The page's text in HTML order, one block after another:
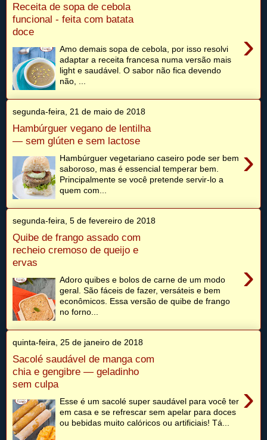
Receita de sopa de cebola
funcional - feita com batata
doce
›
Amo demais sopa de cebola, por isso resolvi
adaptar a receita francesa numa versão mais
light e saudável. O sabor não fica devendo
não, ...
segunda-feira, 21 de maio de 2018
Hambúrguer vegano de lentilha
— sem glúten e sem lactose
›
Hambúrguer vegetariano caseiro pode ser bem
saboroso, mas é essencial temperar bem.
Principalmente se você pretende servir-lo a
quem com...
segunda-feira, 5 de fevereiro de 2018
Quibe de frango assado com
recheio cremoso de queijo e
ervas
›
Adoro quibes e bolos de carne de um modo
geral. São fáceis de fazer, versáteis e bem
econômicos. Essa versão de quibe de frango
no forno...
quinta-feira, 25 de janeiro de 2018
Sacolé saudável de manga com
chia e gengibre — geladinho
sem culpa
›
Esse é um sacolé super saudável para você ter
em casa e se refrescar sem apelar para doces
ou bebidas muito calóricos ou artificiais! Tá...